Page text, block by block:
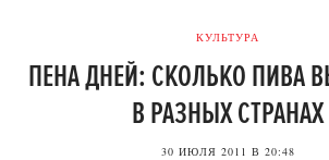
КУЛЬТУРА
ПЕНА ДНЕЙ: СКОЛЬКО ПИВА
В РАЗНЫХ СТРАНАХ
30 ИЮЛЯ 2011 В 20:48